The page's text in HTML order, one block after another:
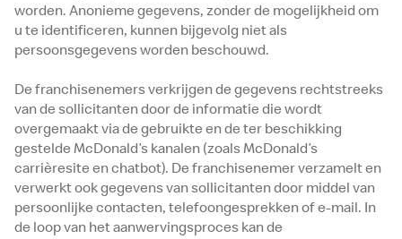
worden. Anonieme gegevens, zonder de mogelijkheid om
u te identificeren, kunnen bijgevolg niet als
persoonsgegevens worden beschouwd.
De franchisenemers verkrijgen de gegevens rechtstreeks
van de sollicitanten door de informatie die wordt
overgemaakt via de gebruikte en de ter beschikking
gestelde McDonald’s kanalen (zoals McDonald’s
carrièresite en chatbot). De franchisenemer verzamelt en
verwerkt ook gegevens van sollicitanten door middel van
persoonlijke contacten, telefoongesprekken of e-mail. In
de loop van het aanwervingsproces kan de